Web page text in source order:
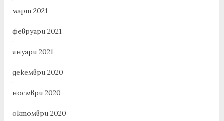
март 2021
февруари 2021
януари 2021
декември 2020
ноември 2020
октомври 2020